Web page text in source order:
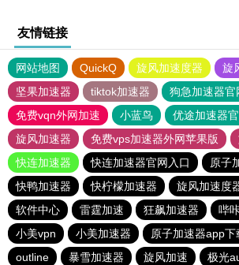
友情链接
网站地图 QuickQ 旋风加速度器
旋
坚果加速器
tiktok加速器
狗急加速器官
免费vqn外网加速
小蓝鸟 优途加速器
旋风加速器
免费vps加速器外网苹果版
快连加速器
快连加速器官网入口
原子
快鸭加速器
快柠檬加速器 旋风加速度
软件中心
雷霆加速 狂飙加速器 哔
小美vpn
小美加速器
原子加速器app下
outline
暴雪加速器 旋风加速
极光